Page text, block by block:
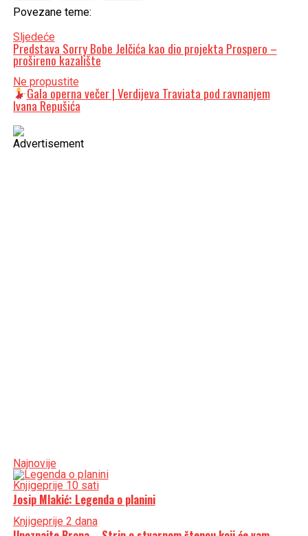
Povezane teme:
Sljedeće
Predstava Sorry Bobe Jelčića kao dio projekta Prospero –
prošireno kazalište
Ne propustite
Gala operna večer | Verdijeva Traviata pod ravnanjem
Ivana Repušića
Advertisement
Najnovije
Knjigeprije 10 sati
Josip Mlakić: Legenda o planini
Knjigeprije 2 dana